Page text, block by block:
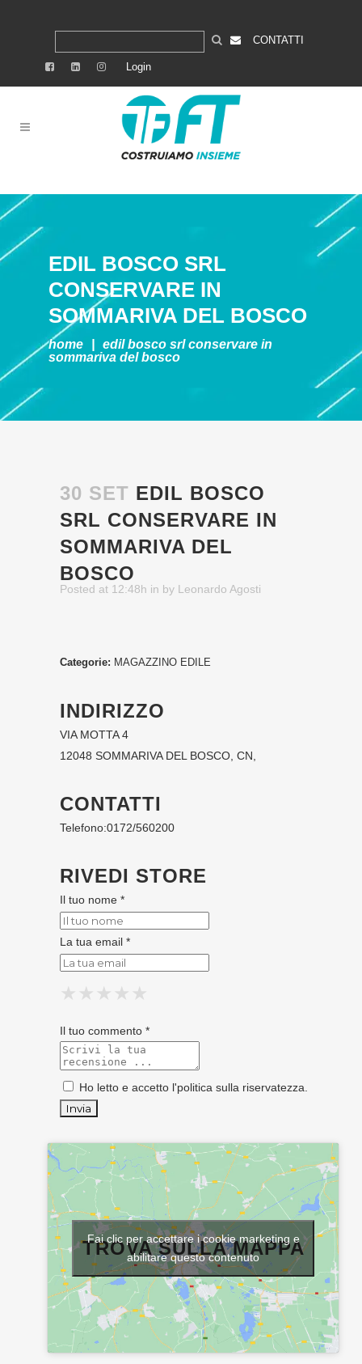
CONTATTI
Login
EDIL BOSCO SRL
CONSERVARE IN
SOMMARIVA DEL BOSCO
home edil bosco srlconservare in
sommariva del bosco
30 SET EDIL BOSCO
SRL CONSERVARE IN
SOMMARIVA DEL
BOSCO
Posted at 12:48h in by Leonardo Agosti
Categorie: MAGAZZINO EDILE
INDIRIZZO
VIA MOTTA 4
12048 SOMMARIVA DEL BOSCO, CN,
CONTATTI
Telefono:0172/560200
RIVEDI STORE
Il tuo nome *
La tua email *
★
★ ★
★ ★ ★
★ ★ ★ ★
★ ★ ★ ★ ★
Il tuo commento *
Ho letto e accetto l'politica sulla riservatezza
TROVA SULLA MAPPA
Fai clic per accettare i cookie marketing e
abilitare questo contenuto